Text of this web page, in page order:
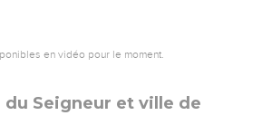
en vidéo pour le moment.
cœur sans prétention